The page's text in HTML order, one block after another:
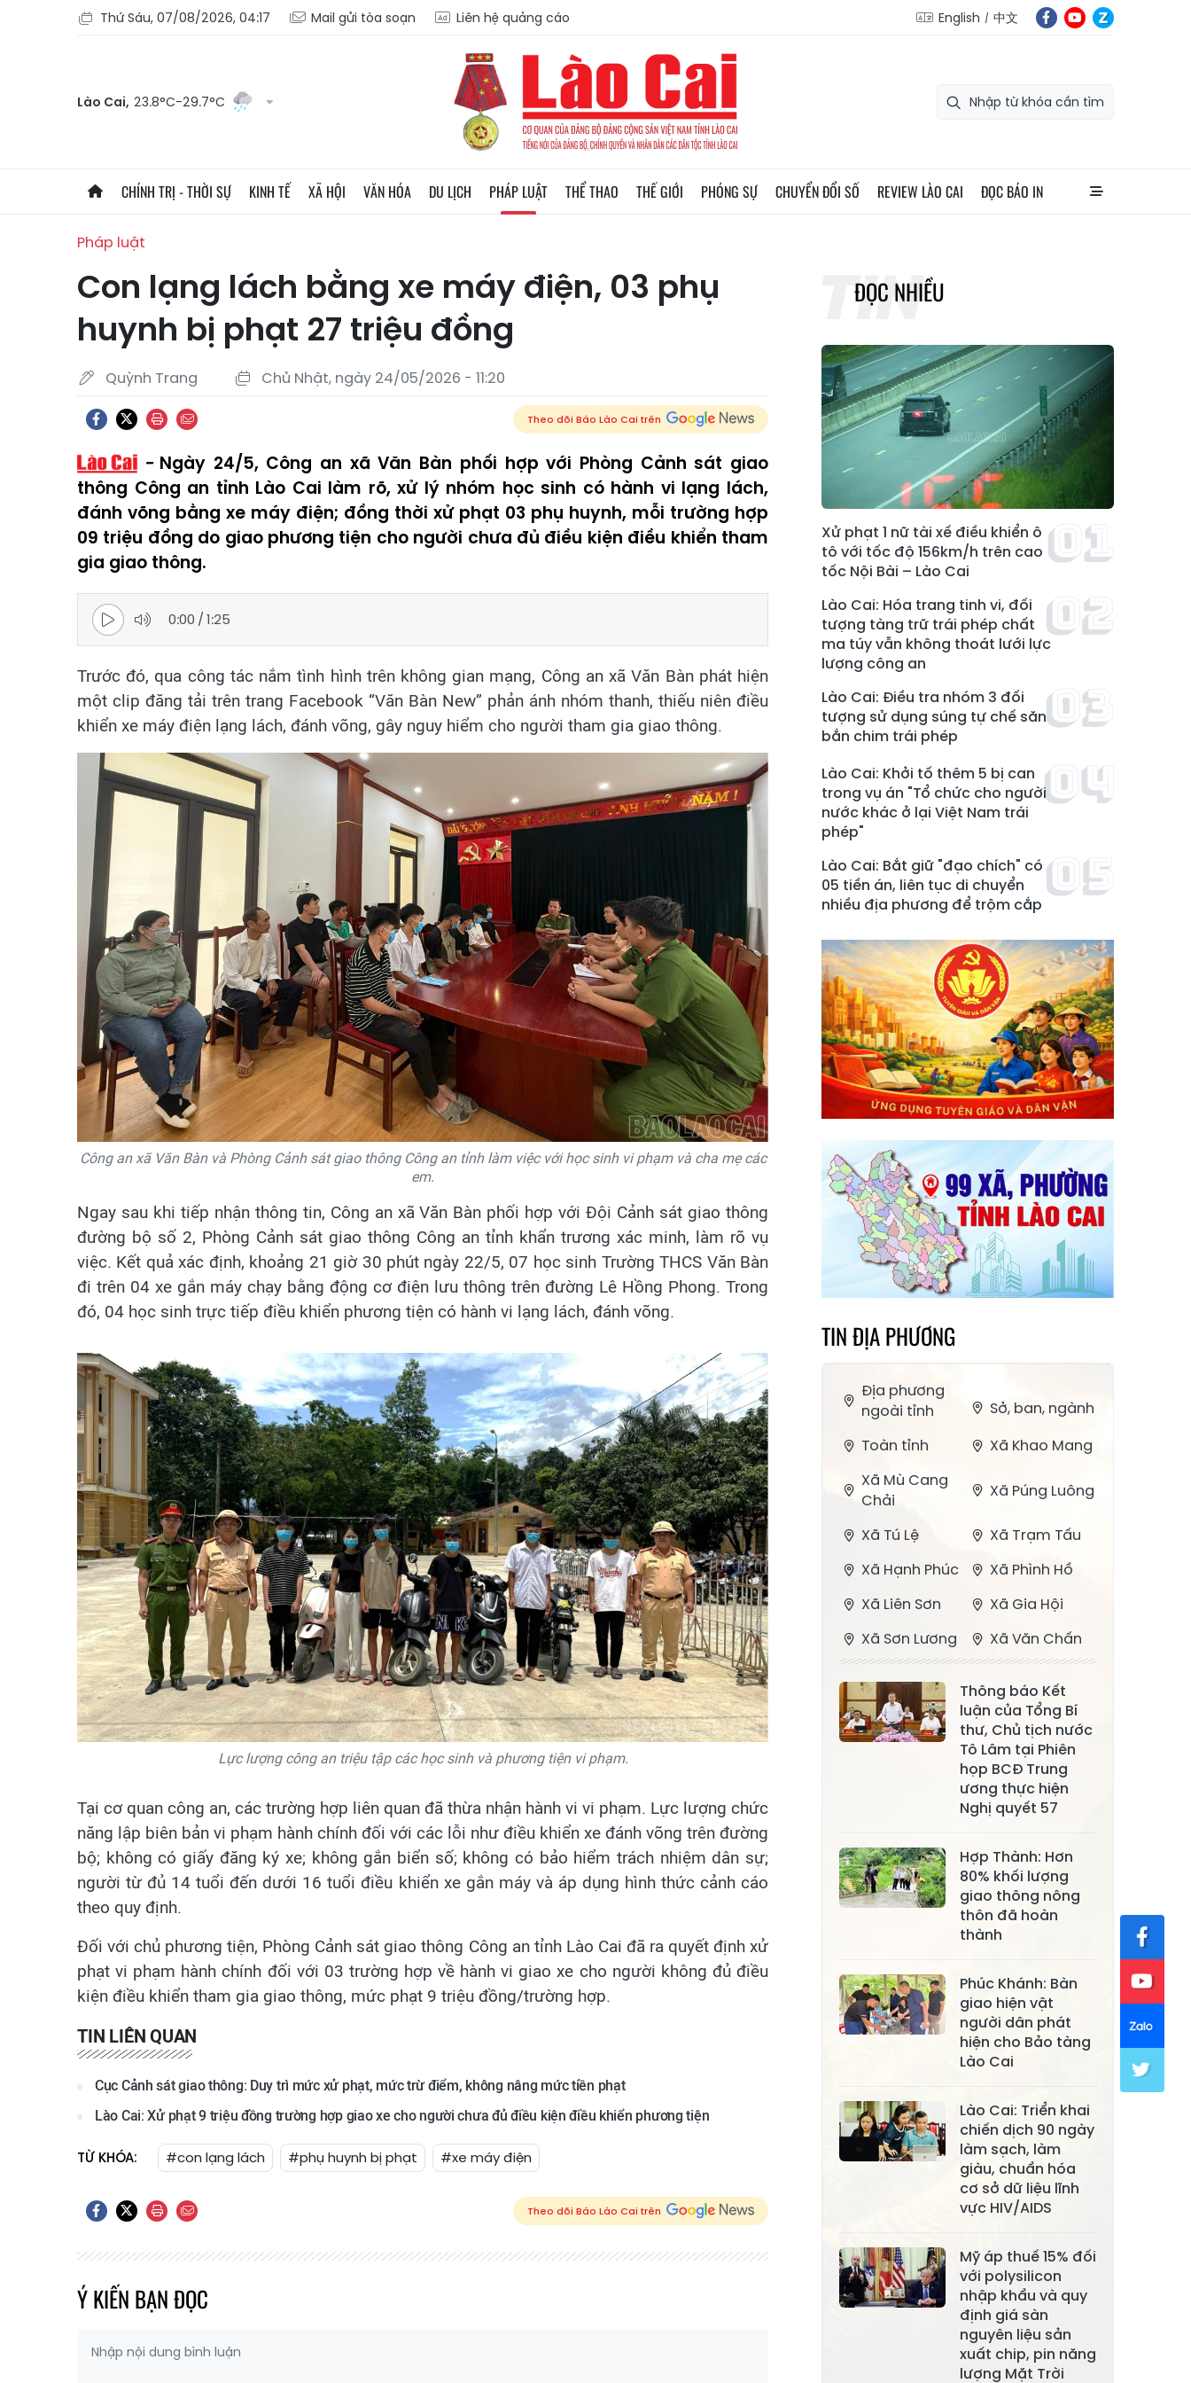
Thứ Sáu, 07/08/2026, 04:17 Mail gửi tòa soạn Liên hệ quảng cáo English 中文
Lào Cai, 23.8°C-29.7°C
CHÍNH TRỊ - THỜI SỰ KINH TẾ XÃ HỘI VĂN HÓA DU LỊCH PHÁP LUẬT THỂ THAO THẾ GIỚI PHÓNG SỰ CHUYỂN ĐỔI SỐ REVIEW LÀO CAI ĐỌC BÁO IN
Pháp luật
Con lạng lách bằng xe máy điện, 03 phụ
huynh bị phạt 27 triệu đồng
Quỳnh Trang Chủ Nhật, ngày 24/05/2026 - 11:20
Theo dõi Báo Lào Cai trên
Ngày 24/5, Công an xã Văn Bàn phối hợp với Phòng Cảnh sát giao
thông Công an tỉnh Lào Cai làm rõ, xử lý nhóm học sinh có hành vi lạng lách,
đánh võng bằng xe máy điện; đồng thời xử phạt 03 phụ huynh, mỗi trường hợp
09 triệu đồng do giao phương tiện cho người chưa đủ điều kiện điều khiển tham
gia giao thông.
0:00 /1:25
Trước đó, qua công tác nắm tình hình trên không gian mạng, Công an xã Văn Bàn phát hiện
một clip đăng tải trên trang Facebook “Văn Bàn New” phản ánh nhóm thanh, thiếu niên điều
khiển xe máy điện lạng lách, đánh võng, gây nguy hiểm cho người tham gia giao thông.
Công an xã Văn Bàn và Phòng Cảnh sát giao thông Công an tỉnh làm việc với học sinh vi phạm và cha mẹ các
em.
Ngay sau khi tiếp nhận thông tin, Công an xã Văn Bàn phối hợp với Đội Cảnh sát giao thông
đường bộ số 2, Phòng Cảnh sát giao thông Công an tỉnh khẩn trương xác minh, làm rõ vụ
việc. Kết quả xác định, khoảng 21 giờ 30 phút ngày 22/5, 07 học sinh Trường THCS Văn Bàn
đi trên 04 xe gắn máy chạy bằng động cơ điện lưu thông trên đường Lê Hồng Phong. Trong
đó, 04 học sinh trực tiếp điều khiển phương tiện có hành vi lạng lách, đánh võng.
Lực lượng công an triệu tập các học sinh và phương tiện vi phạm.
Tại cơ quan công an, các trường hợp liên quan đã thừa nhận hành vi vi phạm. Lực lượng chức
năng lập biên bản vi phạm hành chính đối với các lỗi như điều khiển xe đánh võng trên đường
bộ; không có giấy đăng ký xe; không gắn biển số; không có bảo hiểm trách nhiệm dân sự;
người từ đủ 14 tuổi đến dưới 16 tuổi điều khiển xe gắn máy và áp dụng hình thức cảnh cáo
theo quy định.
Đối với chủ phương tiện, Phòng Cảnh sát giao thông Công an tỉnh Lào Cai đã ra quyết định xử
phạt vi phạm hành chính đối với 03 trường hợp về hành vi giao xe cho người không đủ điều
kiện điều khiển tham gia giao thông, mức phạt 9 triệu đồng/trường hợp.
TIN LIÊN QUAN
Cục Cảnh sát giao thông: Duy trì mức xử phạt, mức trừ điểm, không nâng mức tiền phạt
Lào Cai: Xử phạt 9 triệu đồng trường hợp giao xe cho người chưa đủ điều kiện điều khiển phương tiện
TỪ KHÓA: #con lạng lách #phụ huynh bị phạt #xe máy điện
Theo dõi Báo Lào Cai trên
Ý KIẾN BẠN ĐỌC
ĐỌC NHIỀU
Xử phạt 1 nữ tài xế điều khiển ô
tô với tốc độ 156km/h trên cao
tốc Nội Bài – Lào Cai
Lào Cai: Hóa trang tinh vi, đối
tượng tàng trữ trái phép chất
ma túy vẫn không thoát lưới lực
lượng công an
Lào Cai: Điều tra nhóm 3 đối
tượng sử dụng súng tự chế săn
bắn chim trái phép
Lào Cai: Khởi tố thêm 5 bị can
trong vụ án "Tổ chức cho người
nước khác ở lại Việt Nam trái
phép"
Lào Cai: Bắt giữ "đạo chích" có
05 tiền án, liên tục di chuyển
nhiều địa phương để trộm cắp
TIN ĐỊA PHƯƠNG
Địa phương
ngoài tỉnh
Sở, ban, ngành
Toàn tỉnh
Xã Khao Mang
Xã Mù Cang
Chải
Xã Púng Luông
Xã Tú Lệ
Xã Trạm Tấu
Xã Hạnh Phúc
Xã Phình Hồ
Xã Liên Sơn
Xã Gia Hội
Xã Sơn Lương
Xã Văn Chấn
Bằng La
Xã Chấn Thịnh
Xã Nghĩa Tâm
Xã Phong Dụ
Hạ
Xã Lâm Giang
Xã Mậu A Xã Xuân Ái
Xã Lâm
Thượng
Xã Khánh Hòa
Xã Phúc Lợi
Xã Mường Lai
Xã Cảm Nhân
Xã Thác Bà
Xã Yên Bình
Xã Bảo Ái
Xã Trấn Yên
Xã Hưng
Khánh
Xã Việt Hồng
Xã Quy Mông
Xã Cốc San
Xã Hợp Thành
Xã Phong Hải
Xã Xuân
Xã Bảo Thắng
Xã Tằng Loỏng
Xã Gia Phú
Thông báo Kết
luận của Tổng Bí
thư, Chủ tịch nước
Tô Lâm tại Phiên
họp BCĐ Trung
ương thực hiện
Nghị quyết 57
Hợp Thành: Hơn
80% khối lượng
giao thông nông
thôn đã hoàn
thành
Phúc Khánh: Bàn
giao hiện vật
người dân phát
hiện cho Bảo tàng
Lào Cai
Lào Cai: Triển khai
chiến dịch 90 ngày
làm sạch, làm
giàu, chuẩn hóa
cơ sở dữ liệu lĩnh
vực HIV/AIDS
Mỹ áp thuế 15% đối
với polysilicon
nhập khẩu và quy
định giá sàn
nguyên liệu sản
xuất chip, pin năng
lượng Mặt Trời